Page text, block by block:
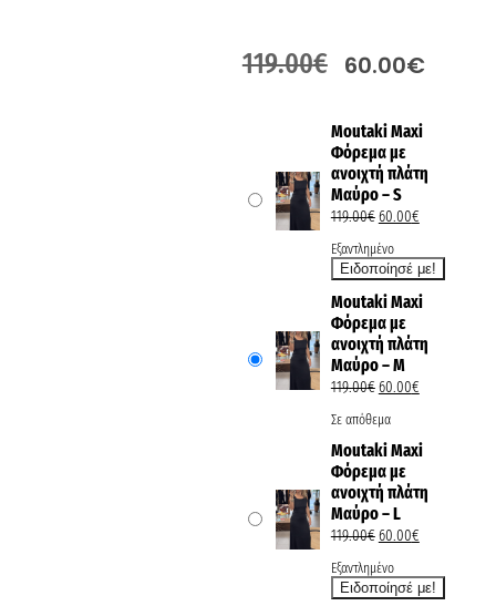
119.00€ 60.00€
Moutaki Maxi
Φόρεμα με
ανοιχτή πλάτη
Μαύρο – S
119.00€60.00€
Εξαντλημένο
Moutaki Maxi
Φόρεμα με
ανοιχτή πλάτη
Μαύρο – M
119.00€60.00€
Σε απόθεμα
Moutaki Maxi
Φόρεμα με
ανοιχτή πλάτη
Μαύρο – L
119.00€60.00€
Εξαντλημένο